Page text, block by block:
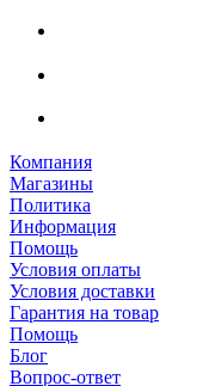
Компания
Магазины
Политика
Информация
Помощь
Условия оплаты
Условия доставки
Гарантия на товар
Помощь
Блог
Вопрос-ответ